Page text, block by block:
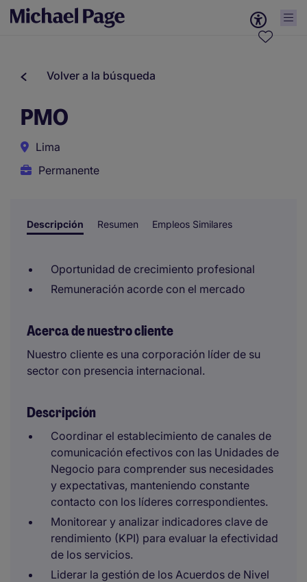
Volver a la búsqueda
PMO
Lima
Permanente
Descripción Resumen Empleos Similares
Oportunidad de crecimiento profesional
Remuneración acorde con el mercado
Acerca de nuestro cliente
Nuestro cliente es una corporación líder de su
sector con presencia internacional.
Descripción
Coordinar el establecimiento de canales de
comunicación efectivos con las Unidades de
Negocio para comprender sus necesidades
y expectativas, manteniendo constante
contacto con los líderes correspondientes. ​
Monitorear y analizar indicadores clave de
rendimiento (KPI) para evaluar la efectividad
de los servicios.​
Liderar la gestión de los Acuerdos de Nivel